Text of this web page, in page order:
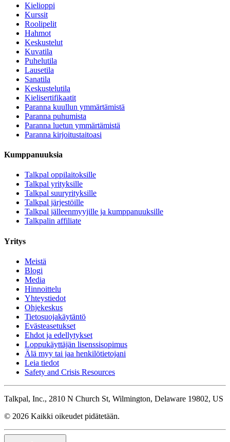
Kielioppi
Kurssit
Roolipelit
Hahmot
Keskustelut
Kuvatila
Puhelutila
Lausetila
Sanatila
Keskustelutila
Kielisertifikaatit
Paranna kuullun ymmärtämistä
Paranna puhumista
Paranna luetun ymmärtämistä
Paranna kirjoitustaitoasi
Kumppanuuksia
Talkpal oppilaitoksille
Talkpal yrityksille
Talkpal suuryrityksille
Talkpal järjestöille
Talkpal jälleenmyyjille ja kumppanuuksille
Talkpalin affiliate
Yritys
Meistä
Blogi
Media
Hinnoittelu
Yhteystiedot
Ohjekeskus
Tietosuojakäytäntö
Evästeasetukset
Ehdot ja edellytykset
Loppukäyttäjän lisenssisopimus
Älä myy tai jaa henkilötietojani
Leia tiedot
Safety and Crisis Resources
Talkpal, Inc., 2810 N Church St, Wilmington, Delaware 19802, US
© 2026 Kaikki oikeudet pidätetään.